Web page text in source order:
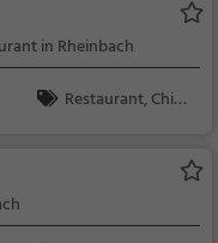
in Rheinbach
Restaurant, Chine
Vegetarisch, Sushi, Ja